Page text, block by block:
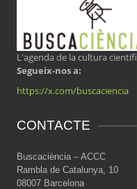
L'agenda de la cultura
Segueix-nos a:
https://x.com/buscaciencia
CONTACTE
Buscaciència – ACCC
Rambla de Catalunya, 10
08007 Barcelona